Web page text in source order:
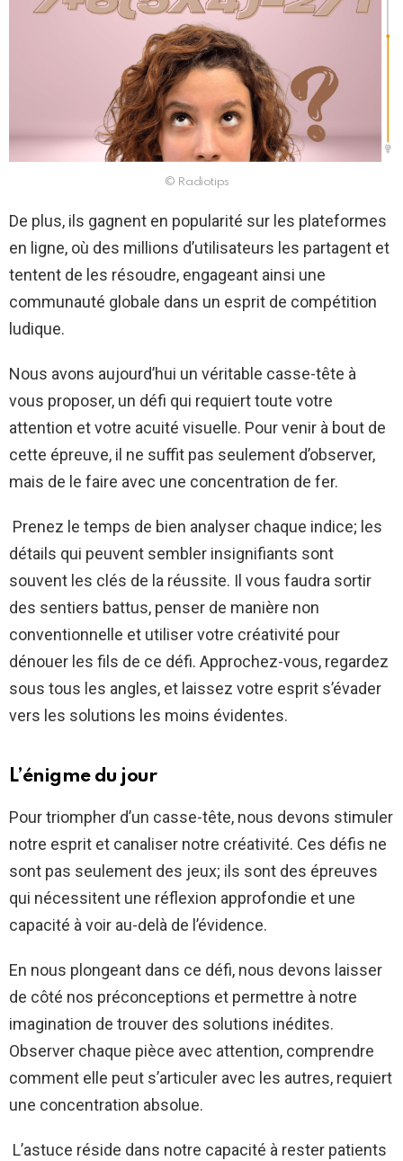
© Radiotips
De plus, ils gagnent en popularité sur les plateformes
en ligne, où des millions d’utilisateurs les partagent et
tentent de les résoudre, engageant ainsi une
communauté globale dans un esprit de compétition
ludique.
Nous avons aujourd’hui un véritable casse-tête à
vous proposer, un défi qui requiert toute votre
attention et votre acuité visuelle. Pour venir à bout de
cette épreuve, il ne suffit pas seulement d’observer,
mais de le faire avec une concentration de fer.
Prenez le temps de bien analyser chaque indice; les
détails qui peuvent sembler insignifiants sont
souvent les clés de la réussite. Il vous faudra sortir
des sentiers battus, penser de manière non
conventionnelle et utiliser votre créativité pour
dénouer les fils de ce défi. Approchez-vous, regardez
sous tous les angles, et laissez votre esprit s’évader
vers les solutions les moins évidentes.
L’énigme du jour
Pour triompher d’un casse-tête, nous devons stimuler
notre esprit et canaliser notre créativité. Ces défis ne
sont pas seulement des jeux; ils sont des épreuves
qui nécessitent une réflexion approfondie et une
capacité à voir au-delà de l’évidence.
En nous plongeant dans ce défi, nous devons laisser
de côté nos préconceptions et permettre à notre
imagination de trouver des solutions inédites.
Observer chaque pièce avec attention, comprendre
comment elle peut s’articuler avec les autres, requiert
une concentration absolue.
L’astuce réside dans notre capacité à rester patients